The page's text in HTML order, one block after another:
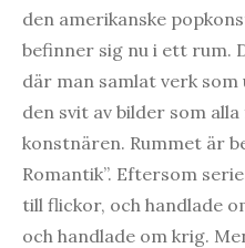
den amerikanske
befinner sig nu i ett rum.
där man samlat verk
den svit av bilder som
konstnären. Rummet är
Romantik”. Eftersom
till flickor, och handlade
och handlade om krig.